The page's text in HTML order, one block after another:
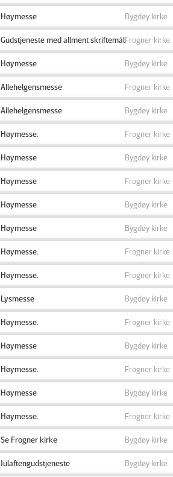
Høymesse Bygdøy kirke
Gudstjeneste med allment skriftemålFrogner kirke
Høymesse Bygdøy kirke
Allehelgensmesse Frogner kirke
Allehelgensmesse Bygdøy kirke
Høymesse. Frogner kirke
Høymesse Bygdøy kirke
Høymesse Frogner kirke
Høymesse Bygdøy kirke
Høymesse Bygdøy kirke
Høymesse. Frogner kirke
Høymesse. Frogner kirke
Lysmesse Bygdøy kirke
Høymesse. Frogner kirke
Høymesse Bygdøy kirke
Høymesse. Frogner kirke
Høymesse Bygdøy kirke
Høymesse. Frogner kirke
Se Frogner kirke Bygdøy kirke
Julaftengudstjeneste Bygdøy kirke